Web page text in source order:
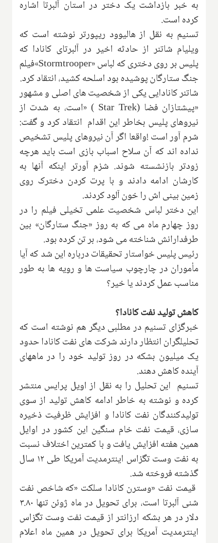
به خبر بازداشت یک دختر در استان آلبرتا اشاره
کرده است.
تسنیم به نقل از هالیوود ریپورتر نوشته است که
ویلیام شاتنر از حادثه اخیر در آلبرتای کانادا که
پلیس بر روی دختری که لباس«Stormtrooper»فیلم
جنگ ستارگان پوشیده بود اسلحه کشید، انتقاد کرد.
شاتنر کانادایی یکی از شخصیت های اصلی و مشهور
«پیشتازان فضا » ( Star Trek)است، به شدت از
نیروهای پلیس بخاطر این اقدام انتقاد کرد و گفت:
شرم آور است !واقعا اگر آن نیروهای پلیس تشخیص
نداده اند که آن سلاح اسباب بازی است باید هرچه
زودتر بازنشسته شوند. شزم آورتر اینکه آنها به
کارشان ادامه دادند و با پرت کردن دخترک روی
زمین بینی اش را خون آلود کردند.
این دختر لباس شخصیت علمی تخیلی فیلم را در
روز چهارم ماه می که به روز «جنگ ستارگان» بین
طرفدارانش شناخته می شود، بر تن کرده بود.
رئیس پلیس خواستار تحقیقات درباره این شد که آیا
مأموران در چارچوب سیاست ها و رویه ها به طور
مناسب عمل کردند یا خیر؟
کاهش تولید نفت کانادا؟
خبرگزای تسنیم در مطلبی دیگر هم نوشته است که
تحلیلگران انتظار دارند شرکت های نفت کانادا حدود
یک میلیون بشکه در روز تولید خود را در ماههای
آینده کاهش دهند.
تسنیم این تحلیل را به نقل از اویل پرایس منتشر
کرده و نوشته به خاطر ادامه کاهش تولید از سوی
تولیدکنندگان نفت کانادا و افزایش ظرفیت ذخیره
سازی، قیمت نفت خام سنگین این کشور در اوایل
همین هفته افزایش یافت و با کمترین اختلاف نسبت
به نفت وست تگزاس اینترمدیت آمریکا طی ۱۲ سال
گذشته فروخته شد.
قیمت نفت «وسترن کانادا سلکت »که شاخص نفت
شنی آلبرتا است، برای تحویل در ماه ژوئن تنها ۳.۸۰
دلار در هر بشکه ارزانتر از قیمت نفت وست تگزاس
اینترمدیت آمریکا برای تحویل در همین ماه اعلام